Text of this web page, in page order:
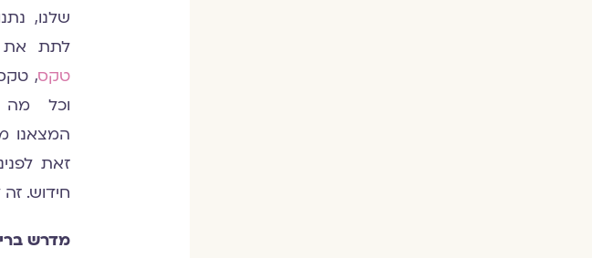
שלנו,
לתת את
טקס,
וכל
המצאנו
זאת
חידוש.
מדרש